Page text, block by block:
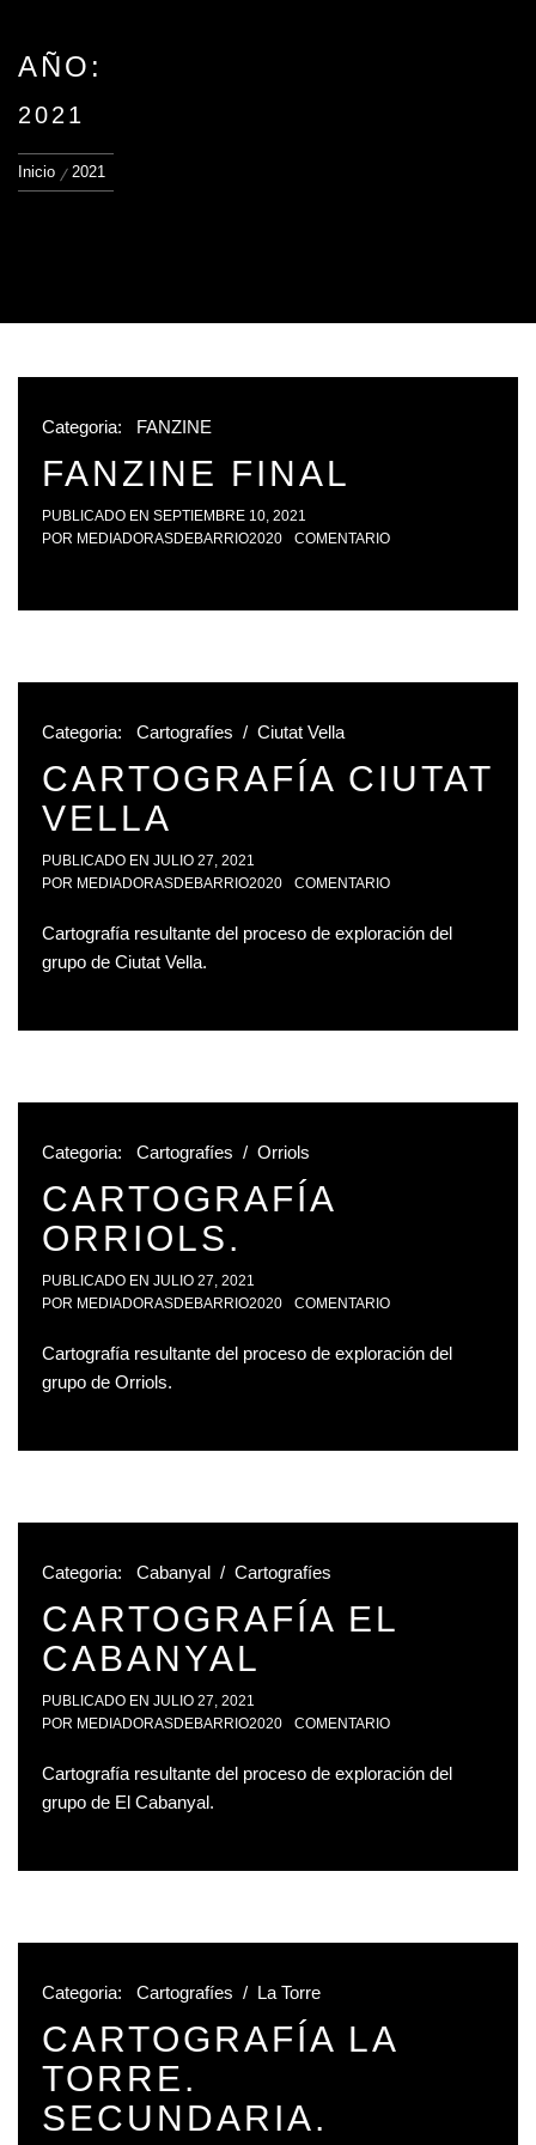
AÑO:
2021
Inicio 2021
Categoria: FANZINE
FANZINE FINAL
PUBLICADO EN SEPTIEMBRE 10, 2021
POR MEDIADORASDEBARRIO2020 COMENTARIO
Categoria: Cartografíes / Ciutat Vella
CARTOGRAFÍA CIUTAT
VELLA
PUBLICADO EN JULIO 27, 2021
POR MEDIADORASDEBARRIO2020 COMENTARIO
Cartografía resultante del proceso de exploración del
grupo de Ciutat Vella.
Categoria: Cartografíes / Orriols
CARTOGRAFÍA
ORRIOLS.
PUBLICADO EN JULIO 27, 2021
POR MEDIADORASDEBARRIO2020 COMENTARIO
Cartografía resultante del proceso de exploración del
grupo de Orriols.
Categoria: Cabanyal / Cartografíes
CARTOGRAFÍA EL
CABANYAL
PUBLICADO EN JULIO 27, 2021
POR MEDIADORASDEBARRIO2020 COMENTARIO
Cartografía resultante del proceso de exploración del
grupo de El Cabanyal.
Categoria: Cartografíes / La Torre
CARTOGRAFÍA LA
TORRE.
SECUNDARIA.